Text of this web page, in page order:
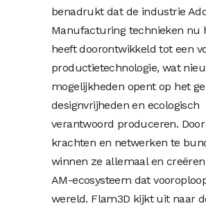
benadrukt dat de industrie
Manufacturing technieken nu
heeft doorontwikkeld tot een
productietechnologie, wat
mogelijkheden opent op het
designvrijheden en ecologisch
verantwoord produceren.
krachten en netwerken te
winnen ze allemaal en
AM-ecosysteem dat
wereld. Flam3D kijkt uit naar